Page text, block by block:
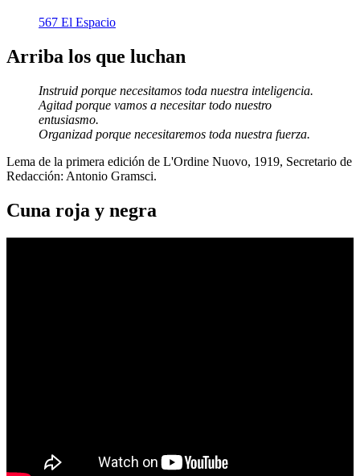
567 El Espacio
Arriba los que luchan
Instruid porque necesitamos toda nuestra inteligencia.
Agitad porque vamos a necesitar todo nuestro
entusiasmo.
Organizad porque necesitaremos toda nuestra fuerza.
Lema de la primera edición de L'Ordine Nuovo, 1919, Secretario de
Redacción: Antonio Gramsci.
Cuna roja y negra